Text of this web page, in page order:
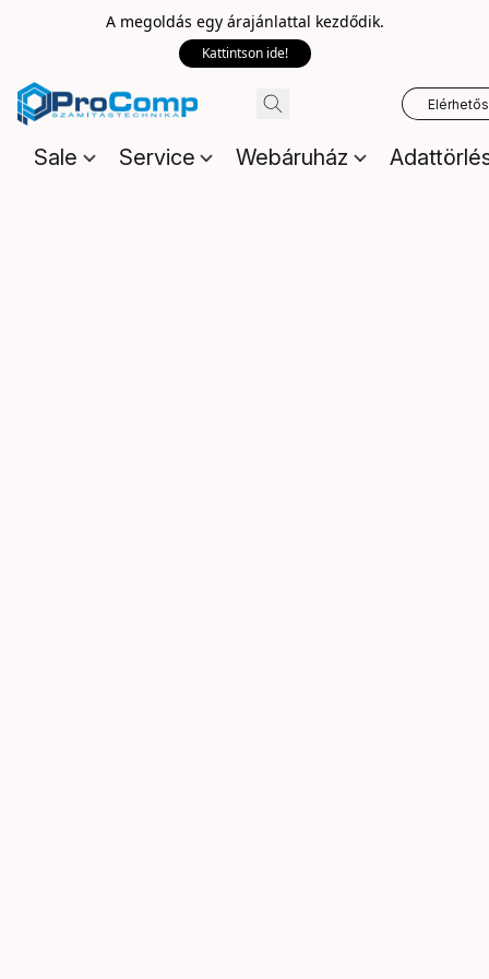
A megoldás egy árajánlattal kezdődik.
Kattintson ide!
Sale Service Webáruház